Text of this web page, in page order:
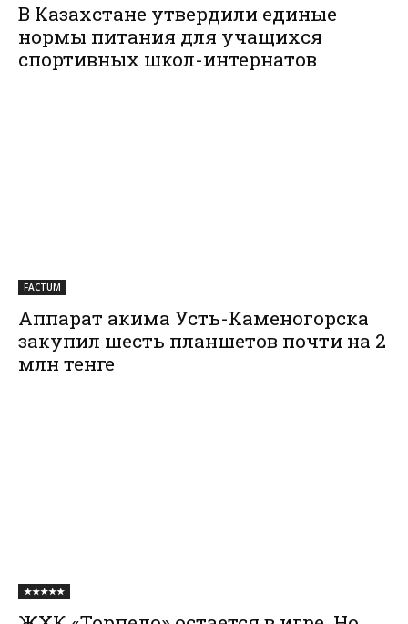
В Казахстане утвердили единые
нормы питания для учащихся
спортивных школ-интернатов
FACTUM
Аппарат акима Усть-Каменогорска
закупил шесть планшетов почти на 2
млн тенге
★★★★★